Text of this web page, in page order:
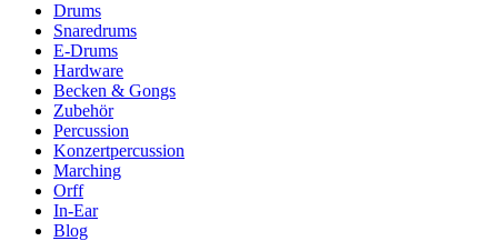
Drums
Snaredrums
E-Drums
Hardware
Becken & Gongs
Zubehör
Percussion
Konzertpercussion
Marching
Orff
In-Ear
Blog